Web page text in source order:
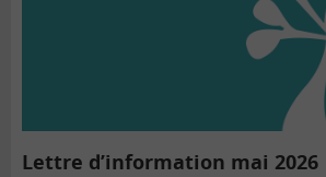
Lettre d’information mai 2026